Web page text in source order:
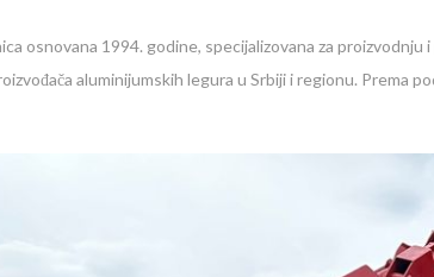
osnovana 1994. godine, specijalizovana za
aluminijumskih legura u Srbiji i regionu. Prema